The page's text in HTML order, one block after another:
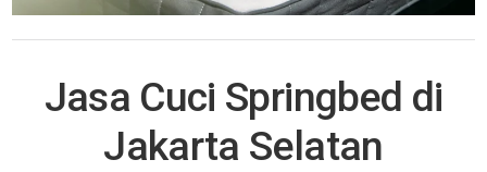
Jasa Cuci Springbed di
Jakarta Selatan